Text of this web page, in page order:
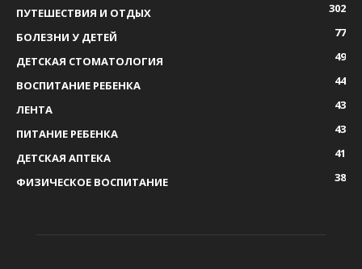
ПУТЕШЕСТВИЯ И ОТДЫХ
302
БОЛЕЗНИ У ДЕТЕЙ
77
ДЕТСКАЯ СТОМАТОЛОГИЯ
49
ВОСПИТАНИЕ РЕБЕНКА
44
ЛЕНТА
43
ПИТАНИЕ РЕБЕНКА
43
ДЕТСКАЯ АПТЕКА
41
ФИЗИЧЕСКОЕ ВОСПИТАНИЕ
38